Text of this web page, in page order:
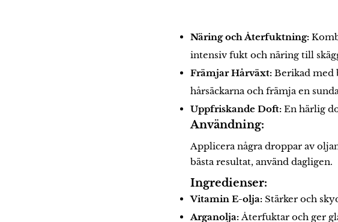
Näring och Återfuktning:
intensiv fukt och näring till
Främjar Hårväxt: Berikad med
hårsäckarna och främja en
Uppfriskande Doft: En härlig
Användning:
Applicera några droppar av
bästa resultat, använd dagligen.
Ingredienser:
Vitamin E-olja: Stärker och
Arganolja: Återfuktar och ger